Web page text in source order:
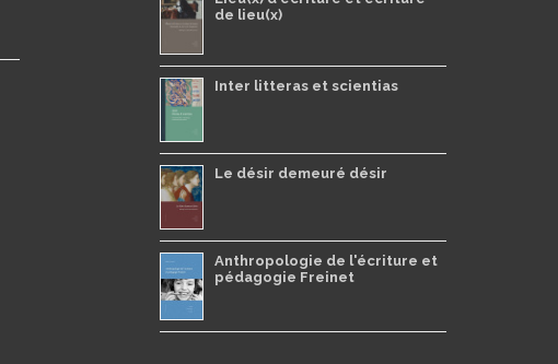
de lieu(x)
Inter litteras et scientias
Le désir demeuré désir
Anthropologie de l'écriture et
pédagogie Freinet